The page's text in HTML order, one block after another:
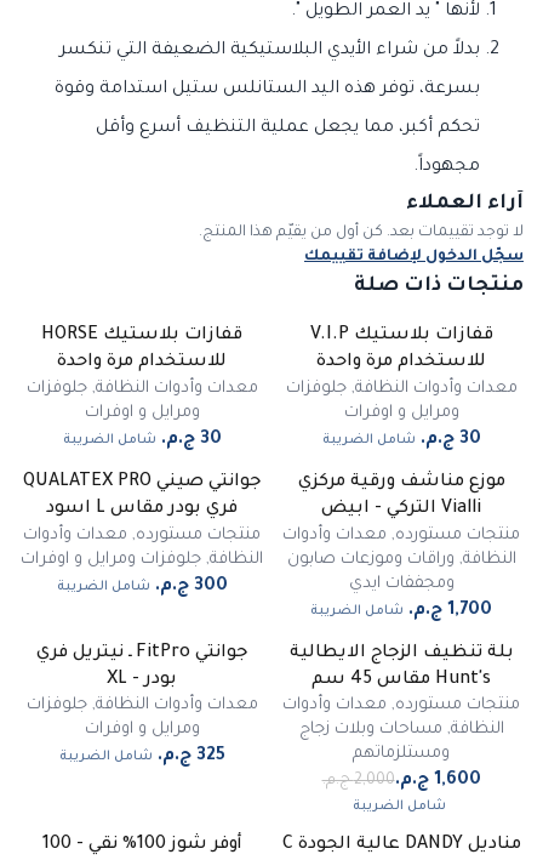
لأنها " يد العمر الطويل ".
بدلاً من شراء الأيدي البلاستيكية الضعيفة التي تنكسر
بسرعة، توفر هذه اليد الستانلس ستيل استدامة وقوة
تحكم أكبر، مما يجعل عملية التنظيف أسرع وأقل
مجهوداً.
آراء العملاء
لا توجد تقييمات بعد. كن أول من يقيّم هذا المنتج.
سجّل الدخول لإضافة تقييمك
منتجات ذات صلة
قفازات بلاستيك V.I.P
للاستخدام مرة واحدة
معدات وأدوات النظافة,جلوفزات
ومرايل و اوفرات
شامل الضريبة
قفازات بلاستيك HORSE
للاستخدام مرة واحدة
معدات وأدوات النظافة,جلوفزات
ومرايل و اوفرات
شامل الضريبة
موزع مناشف ورقية مركزي
Vialli التركي - ابيض
منتجات مستورده, معدات وأدوات
النظافة, وراقات وموزعات صابون
ومجففات ايدي
شامل الضريبة
جوانتي صيني QUALATEX PRO
فري بودر مقاس L اسود
منتجات مستورده, معدات وأدوات
النظافة, جلوفزات ومرايل و اوفرات
شامل الضريبة
%
بلة تنظيف الزجاج الايطالية
Hunt's مقاس 45 سم
منتجات مستورده, معدات وأدوات
النظافة, مساحات وبلات زجاج
ومستلزماتهم
‏2,000 ج.م.‏
شامل الضريبة
جوانتي FitPro ـ نيتريل فري
بودر - XL
معدات وأدوات النظافة,جلوفزات
ومرايل و اوفرات
شامل الضريبة
مناديل DANDY عالية الجودة C
أوفر شوز 100% نقي - 100